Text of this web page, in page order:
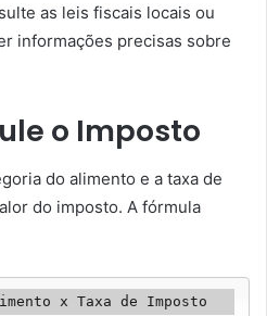
as leis fiscais locais ou
informações precisas sobre
o Imposto
do alimento e a taxa de
do imposto. A fórmula
x Taxa de Imposto